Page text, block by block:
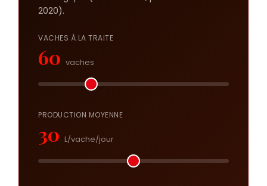
2020).
VACHES À LA TRAITE
60 vaches
PRODUCTION MOYENNE
30 L/vache/jour